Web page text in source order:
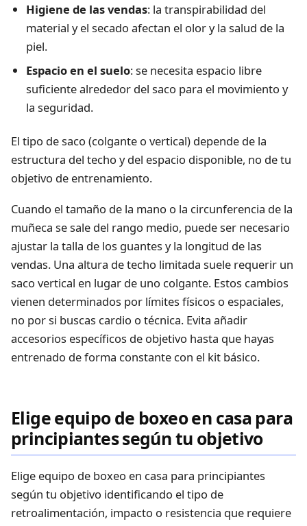
Higiene de las vendas: la transpirabilidad del
material y el secado afectan el olor y la salud de la
piel.
Espacio en el suelo: se necesita espacio libre
suficiente alrededor del saco para el movimiento y
la seguridad.
El tipo de saco (colgante o vertical) depende de la
estructura del techo y del espacio disponible, no de tu
objetivo de entrenamiento.
Cuando el tamaño de la mano o la circunferencia de la
muñeca se sale del rango medio, puede ser necesario
ajustar la talla de los guantes y la longitud de las
vendas. Una altura de techo limitada suele requerir un
saco vertical en lugar de uno colgante. Estos cambios
vienen determinados por límites físicos o espaciales,
no por si buscas cardio o técnica. Evita añadir
accesorios específicos de objetivo hasta que hayas
entrenado de forma constante con el kit básico.
Elige equipo de boxeo en casa para
principiantes según tu objetivo
Elige equipo de boxeo en casa para principiantes
según tu objetivo identificando el tipo de
retroalimentación, impacto o resistencia que requiere